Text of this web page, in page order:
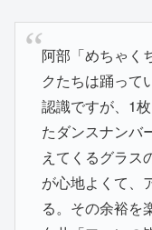
阿部「めちゃく
クたちは踊って
認識ですが、1
たダンスナンバ
えてくるグラス
が心地よくて、
る。その余裕を